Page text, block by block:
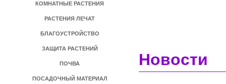
КОМНАТНЫЕ РАСТЕНИЯ
РАСТЕНИЯ ЛЕЧАТ
БЛАГОУСТРОЙСТВО
ЗАЩИТА РАСТЕНИЙ
ПОЧВА
ПОСАДОЧНЫЙ МАТЕРИАЛ
Новости